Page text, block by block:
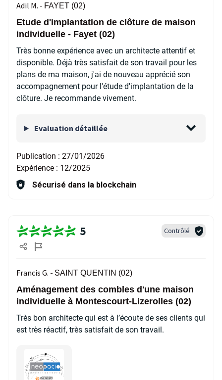
Adil M. - FAYET (02)
Etude d'implantation de clôture de maison
individuelle - Fayet (02)
Très bonne expérience avec un architecte attentif et
disponible. Déjà très satisfait de son travail pour les
plans de ma maison, j'ai de nouveau apprécié son
accompagnement pour l'étude d'implantation de la
clôture. Je recommande vivement.
Evaluation détaillée
Publication : 27/01/2026
Expérience : 12/2025
Sécurisé dans la blockchain
5 Contrôlé
Francis G. - SAINT QUENTIN (02)
Aménagement des combles d'une maison
individuelle à Montescourt-Lizerolles (02)
Très bon architecte qui est à l’écoute de ses clients qui
est très réactif, très satisfait de son travail.